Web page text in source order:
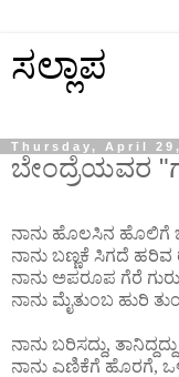
ಸಲ್ಲಾಪ
Thursday, April 29,
ಬೇಂದ್ರೆಯವರ
ನಾನು ಹೊಲಸಿನ ಹೊಲಿಗೆ
ನಾನು ಬಣ್ಣಕೆ ಸಿಗದೆ
ನಾನು ಅಪರೂಪ ಗೆರೆ
ನಾನು ಮೈತುಂಬ ಹುರಿ
ನಾನು ಬರಿಸದ್ದು, ತಾನಿದ್ದದ್ದು
ನಾನು ಎಣಿಕೆಗೆ ಹೊರಗೆ,